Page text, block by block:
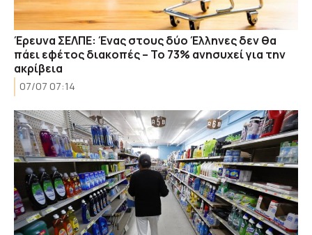
Έρευνα ΣΕΛΠΕ: Ένας στους δύο Έλληνες δεν θα
πάει εφέτος διακοπές – Το 73% ανησυχεί για την
ακρίβεια
07/07 07:14